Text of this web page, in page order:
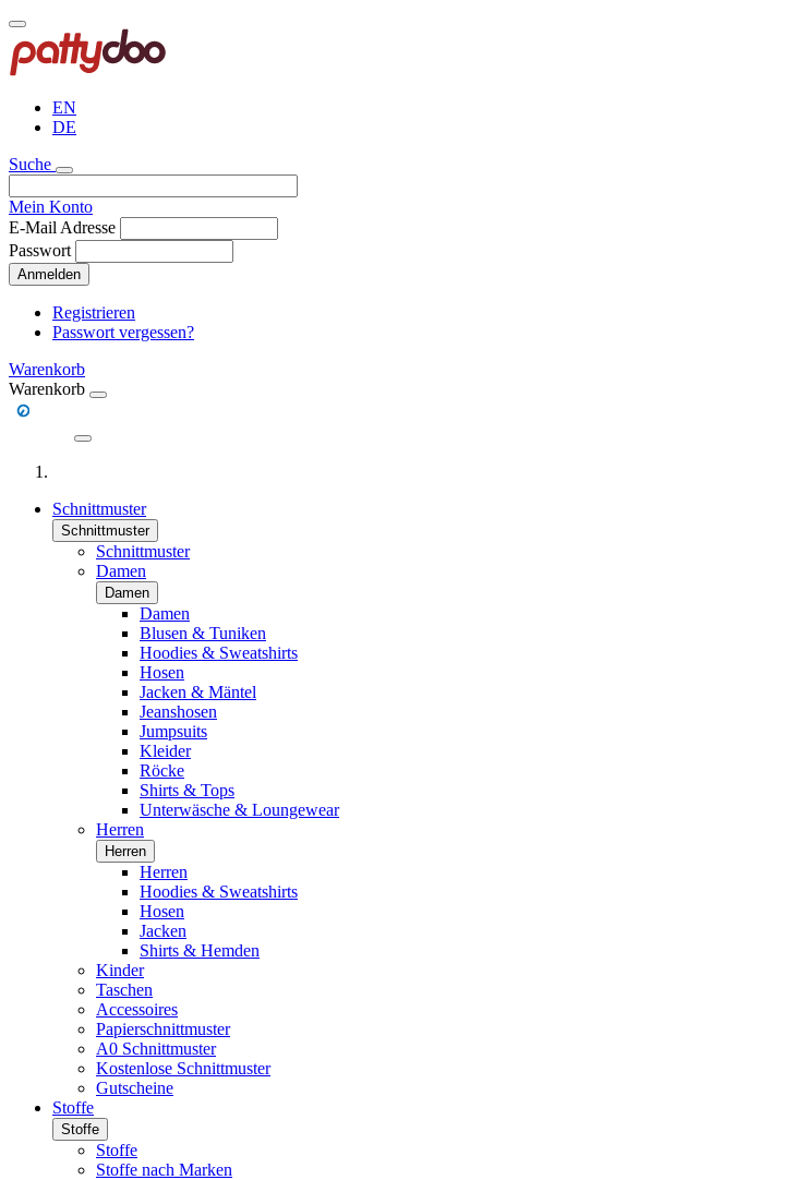
Direkt
zum
Inhalt
EN
DE
Suche
Mein Konto
E-Mail Adresse
Passwort
Anmelden
Registrieren
Passwort vergessen?
Warenkorb
Warenkorb
Schnittmuster
Schnittmuster
Schnittmuster
Damen
Damen
Damen
Blusen & Tuniken
Hoodies & Sweatshirts
Hosen
Jacken & Mäntel
Jeanshosen
Jumpsuits
Kleider
Röcke
Shirts & Tops
Unterwäsche & Loungewear
Herren
Herren
Herren
Hoodies & Sweatshirts
Hosen
Jacken
Shirts & Hemden
Kinder
Taschen
Accessoires
Papierschnittmuster
A0 Schnittmuster
Kostenlose Schnittmuster
Gutscheine
Stoffe
Stoffe
Stoffe
Stoffe nach Marken